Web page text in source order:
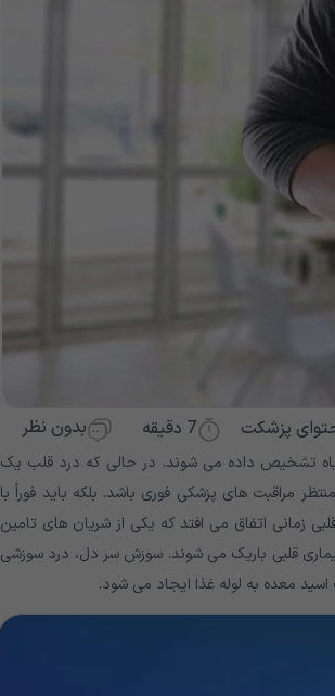
پزشکت 7 دقیقه بدون نظر
تشخیص داده می شوند. در حالی که درد قلب یک
مراقبت های پزشکی فوری باشد. بلکه باید فوراً با
زمانی اتفاق می افتد که یکی از شریان های تامین
قلبی باریک می شوند. سوزش سر دل، درد سوزشی
معده به لوله غذا ایجاد می شود.